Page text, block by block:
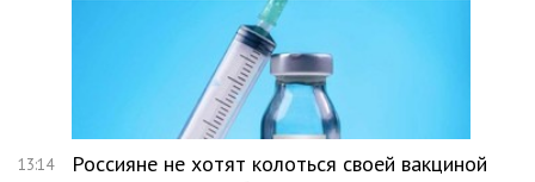
13:14
Россияне не хотят колоться своей вакциной